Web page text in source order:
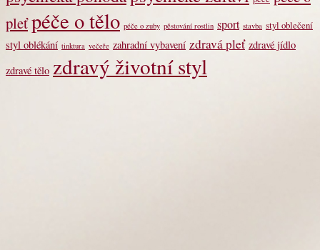
pleťpéče o tělo péče o zuby pěstování rostlin sport stavba styl oblečení
styl oblékání tinktura večeře zahradní vybavení zdravá pleť zdravé jídlo
zdravé tělo zdravý životní styl